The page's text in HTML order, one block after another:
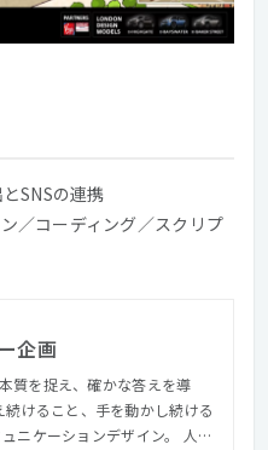
SNSの連携
／コーディング／スクリプ
企画
質を捉え、確かな答えを導
けること、⼿を動かし続ける
ニケーションデザイン。 ⼈に